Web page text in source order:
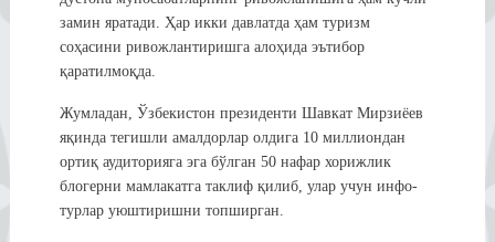
замин яратади. Ҳар икки давлатда ҳам туризм
соҳасини ривожлантиришга алоҳида эътибор
қаратилмоқда.
Жумладан, Ўзбекистон президенти Шавкат Мирзиёев
яқинда тегишли амалдорлар олдига 10 миллиондан
ортиқ аудиторияга эга бўлган 50 нафар хорижлик
блогерни мамлакатга таклиф қилиб, улар учун инфо-
турлар уюштиришни топширган.